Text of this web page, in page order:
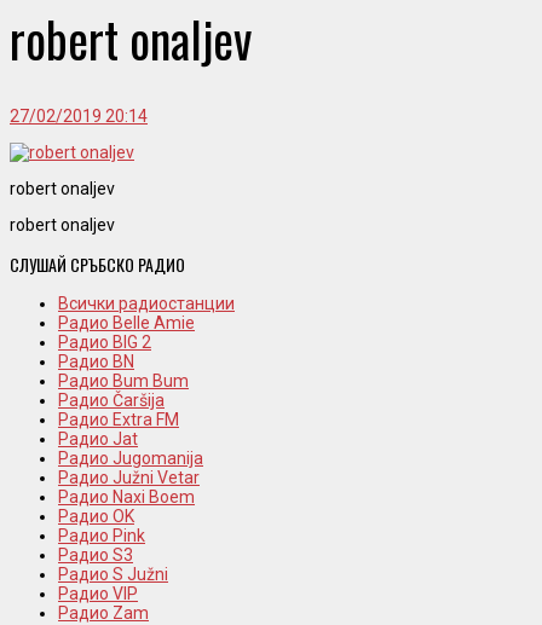
robert onaljev
27/02/2019 20:14
robert onaljev
robert onaljev
СЛУШАЙ СРЪБСКО РАДИО
Всички радиостанции
Радио Belle Amie
Радио BIG 2
Радио BN
Радио Bum Bum
Радио Čaršija
Радио Extra FM
Радио Jat
Радио Jugomanija
Радио Južni Vetar
Радио Naxi Boem
Радио OK
Радио Pink
Радио S3
Радио S Južni
Радио VIP
Радио Zam